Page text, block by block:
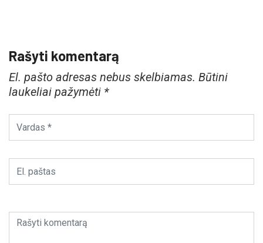
Rašyti komentarą
El. pašto adresas nebus skelbiamas. Būtini
laukeliai pažymėti *